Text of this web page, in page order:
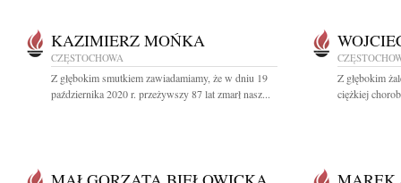
KAZIMIERZ MOŃKA
CZĘSTOCHOWA
Z głębokim smutkiem zawiadamiamy, że w dniu 19
października 2020 r. przeżywszy 87 lat zmarł nasz...
Z głębokim
ciężkiej